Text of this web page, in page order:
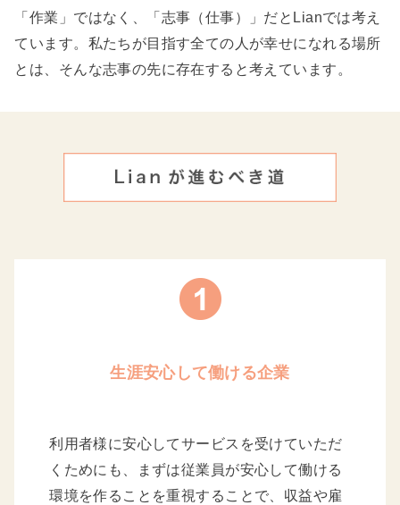
「作業」ではなく、「志事（仕事）」だとLianでは考え
ています。私たちが目指す全ての人が幸せになれる場所
とは、そんな志事の先に存在すると考えています。
生涯安心して働ける企業
利用者様に安心してサービスを受けていただ
くためにも、まずは従業員が安心して働ける
環境を作ることを重視することで、収益や雇